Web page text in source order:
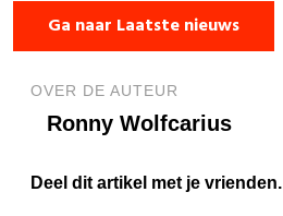
Ga naar Laatste nieuws
OVER DE AUTEUR
Ronny Wolfcarius
Deel dit artikel met je vrienden.